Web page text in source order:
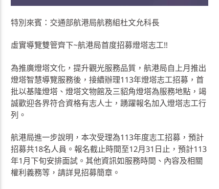
特別來賓：交通部航港局航務組杜文允科長
虛實導覽雙管齊下~航港局首度招募燈塔志工!!
為推廣燈塔文化，提升觀光服務品質，航港局自上月推出
燈塔智慧導覽服務後，接續辦理113年燈塔志工招募，首
批以基隆燈塔、燈塔文物館及三貂角燈塔為服務地點，竭
誠歡迎各界符合資格有志人士，踴躍報名加入燈塔志工行
列。
航港局進一步說明，本次受理為113年度志工招募，預計
招募共18名人員。報名截止時間至12月31日止，預計113
年1月下旬安排面試。其他資訊如服務時間、內容及相關
權利義務等，請詳見招募簡章。